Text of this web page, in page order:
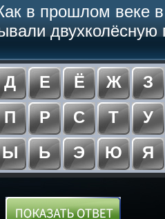
в прошлом веке
двухколёсную
Д Е Ё Ж
З
П Р С Т
У
Ы Ь Э Ю Я